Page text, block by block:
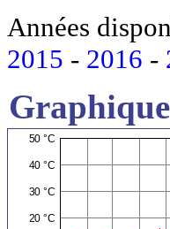
Années
2015 - 2016 -